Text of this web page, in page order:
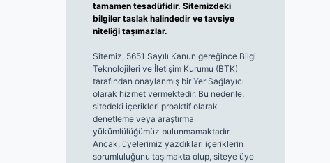
tamamen tesadüfidir. Sitemizdeki
bilgiler taslak halindedir ve tavsiye
niteliği taşımazlar.
Sitemiz, 5651 Sayılı Kanun gereğince Bilgi
Teknolojileri ve İletişim Kurumu (BTK)
tarafından onaylanmış bir Yer Sağlayıcı
olarak hizmet vermektedir. Bu nedenle,
sitedeki içerikleri proaktif olarak
denetleme veya araştırma
yükümlülüğümüz bulunmamaktadır.
Ancak, üyelerimiz yazdıkları içeriklerin
sorumluluğunu taşımakta olup, siteye üye